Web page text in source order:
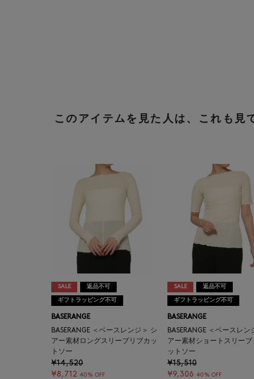
このアイテムを見た人は、これも見
SALE 返品不可
ギフトラッピング不可
BASERANGE
BASERANGE ＜ベースレンジ＞ シ
アー素材ロングスリーブリブカッ
トソー
¥14,520
¥8,712 40% OFF
SALE 返品不可
ギフトラッピング不可
BASERANGE
BASERANGE ＜ベースレン
アー素材ショートスリーブ
ットソー
¥15,510
¥9,306 40% OFF